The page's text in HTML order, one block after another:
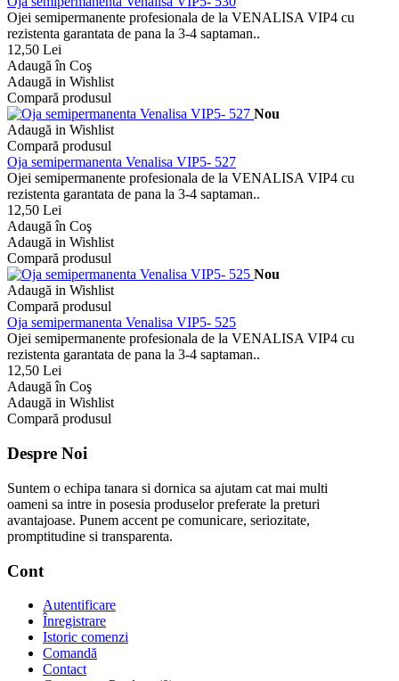
Ojei semipermanente profesionala de la VENALISA VIP4 cu
rezistenta garantata de pana la 3-4 saptaman..
12,50 Lei
Adaugă în Coş
Adaugă in Wishlist
Compară produsul
Nou
Adaugă in Wishlist
Compară produsul
Oja semipermanenta Venalisa VIP5- 527
Ojei semipermanente profesionala de la VENALISA VIP4 cu
rezistenta garantata de pana la 3-4 saptaman..
12,50 Lei
Adaugă în Coş
Adaugă in Wishlist
Compară produsul
Nou
Adaugă in Wishlist
Compară produsul
Oja semipermanenta Venalisa VIP5- 525
Ojei semipermanente profesionala de la VENALISA VIP4 cu
rezistenta garantata de pana la 3-4 saptaman..
12,50 Lei
Adaugă în Coş
Adaugă in Wishlist
Compară produsul
Despre Noi
Suntem o echipa tanara si dornica sa ajutam cat mai multi
oameni sa intre in posesia produselor preferate la preturi
avantajoase. Punem accent pe comunicare, seriozitate,
promptitudine si transparenta.
Cont
Autentificare
Înregistrare
Istoric comenzi
Comandă
Contact